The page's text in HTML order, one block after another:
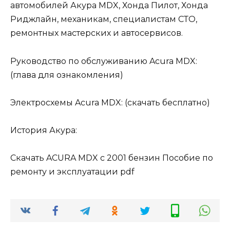
автомобилей Акура MDX, Хонда Пилот, Хонда
Риджлайн, механикам, специалистам СТО,
ремонтных мастерских и автосервисов.
Руководство по обслуживанию Acura MDX:
(глава для ознакомления)
Электросхемы Acura MDX: (скачать бесплатно)
История Акура:
Скачать ACURA MDX с 2001 бензин Пособие по
ремонту и эксплуатации pdf